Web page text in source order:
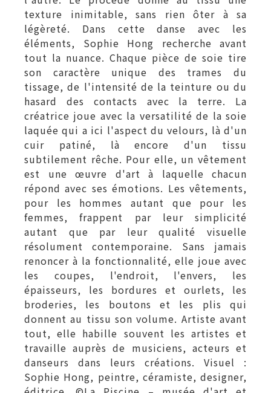
texture inimitable, sans rien ôter à sa
légèreté. Dans cette danse avec les
éléments, Sophie Hong recherche avant
tout la nuance. Chaque pièce de soie tire
son caractère unique des trames du
tissage, de l'intensité de la teinture ou du
hasard des contacts avec la terre. La
créatrice joue avec la versatilité de la soie
laquée qui a ici l'aspect du velours, là d'un
cuir patiné, là encore d'un tissu
subtilement rêche. Pour elle, un vêtement
est une œuvre d'art à laquelle chacun
répond avec ses émotions. Les vêtements,
pour les hommes autant que pour les
femmes, frappent par leur simplicité
autant que par leur qualité visuelle
résolument contemporaine. Sans jamais
renoncer à la fonctionnalité, elle joue avec
les coupes, l'endroit, l'envers, les
épaisseurs, les bordures et ourlets, les
broderies, les boutons et les plis qui
donnent au tissu son volume. Artiste avant
tout, elle habille souvent les artistes et
travaille auprès de musiciens, acteurs et
danseurs dans leurs créations. Visuel :
Sophie Hong, peintre, céramiste, designer,